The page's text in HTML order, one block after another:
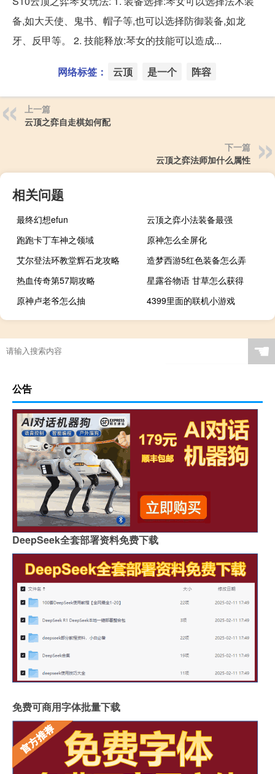
备,如大天使、鬼书、帽子等,也可以选择防御装备,如龙
牙、反甲等。 2. 技能释放:琴女的技能可以造成...
网络标签： 云顶 是一个 阵容
上一篇
云顶之弈自走棋如何配
下一篇
云顶之弈法师加什么属性
相关问题
最终幻想efun
云顶之弈小法装备最强
跑跑卡丁车神之领域
原神怎么全屏化
艾尔登法环教堂辉石龙攻略
造梦西游5红色装备怎么弄
热血传奇第57期攻略
星露谷物语 甘草怎么获得
原神卢老爷怎么抽
4399里面的联机小游戏
☚
公告
DeepSeek全套部署资料免费下载
免费可商用字体批量下载